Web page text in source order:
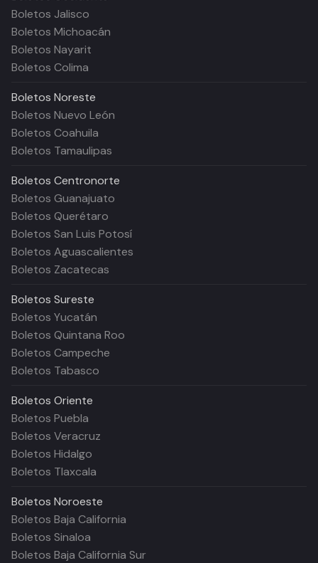
Boletos Jalisco
Boletos Michoacán
Boletos Nayarit
Boletos Colima
Boletos Noreste
Boletos Nuevo León
Boletos Coahuila
Boletos Tamaulipas
Boletos Centronorte
Boletos Guanajuato
Boletos Querétaro
Boletos San Luis Potosí
Boletos Aguascalientes
Boletos Zacatecas
Boletos Sureste
Boletos Yucatán
Boletos Quintana Roo
Boletos Campeche
Boletos Tabasco
Boletos Oriente
Boletos Puebla
Boletos Veracruz
Boletos Hidalgo
Boletos Tlaxcala
Boletos Noroeste
Boletos Baja California
Boletos Sinaloa
Boletos Baja California Sur